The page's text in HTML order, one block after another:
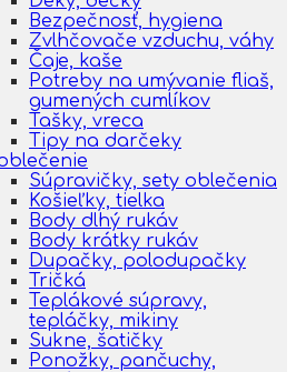
Bezpečnosť, hygiena
Zvlhčovače vzduchu, váhy
Čaje, kaše
Potreby na umývanie fliaš,
gumených cumlíkov
Tašky, vreca
Tipy na darčeky
Súpravičky, sety oblečenia
Košieľky, tielka
Body dlhý rukáv
Body krátky rukáv
Dupačky, polodupačky
Tričká
Teplákové súpravy,
tepláčky, mikiny
Sukne, šatičky
Ponožky, pančuchy,